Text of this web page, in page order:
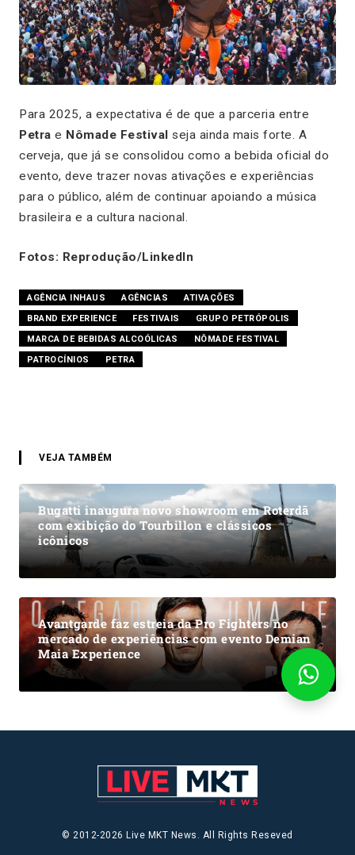
Para 2025, a expectativa é de que a parceria entre
Petra e Nômade Festival seja ainda mais forte. A
cerveja, que já se consolidou como a bebida oficial do
evento, deve trazer novas ativações e experiências
para o público, além de continuar apoiando a música
brasileira e a cultura nacional.
Fotos: Reprodução/LinkedIn
AGÊNCIA INHAUS AGÊNCIAS
ATIVAÇÕES
BRAND EXPERIENCE
FESTIVAIS
GRUPO PETRÓPOLIS
MARCA DE BEBIDAS ALCOÓLICAS
NÔMADE FESTIVAL
PATROCÍNIOS
PETRA
VEJA TAMBÉM
Bugatti inaugura novo showroom em Roterdã
com exibição do Tourbillon e clássicos
icônicos
Avantgarde faz estreia da Pro Fighters no
mercado de experiências com evento Demian
Maia Experience
© 2012-2026 Live MKT News. All Rights Reseved